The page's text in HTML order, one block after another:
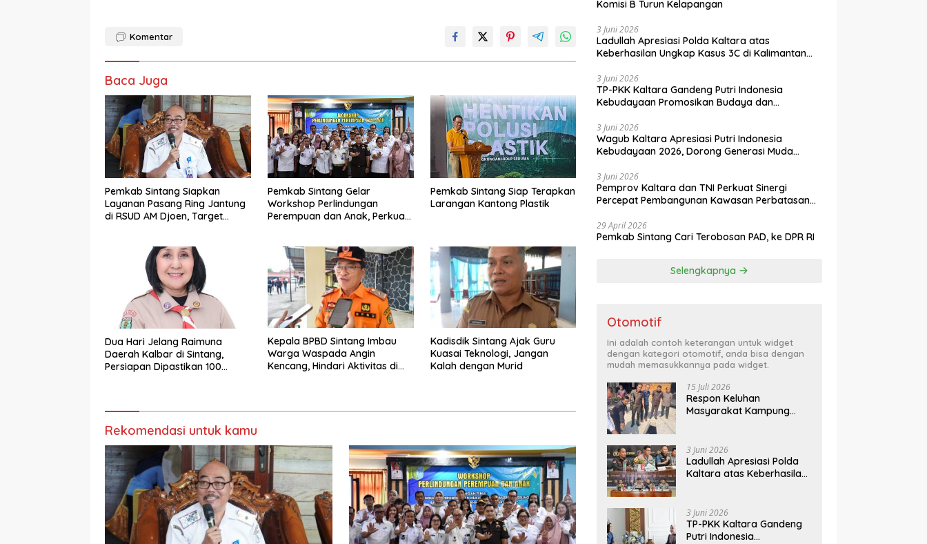
Komentar
Baca Juga
Pemkab Sintang Siapkan
Layanan Pasang Ring Jantung
di RSUD AM Djoen, Target
Pemkab Sintang Gelar
Workshop Perlindungan
Perempuan dan Anak, Perkuat
Pemkab Sintang Siap Terapkan
Larangan Kantong Plastik
Dua Hari Jelang Raimuna
Daerah Kalbar di Sintang,
Persiapan Dipastikan 100
Kepala BPBD Sintang Imbau
Warga Waspada Angin
Kencang, Hindari Aktivitas di
Kadisdik Sintang Ajak Guru
Kuasai Teknologi, Jangan
Kalah dengan Murid
Rekomendasi untuk kamu
Komisi B Turun Kelapangan
3 Juni 2026
Ladullah Apresiasi Polda Kaltara atas
Keberhasilan Ungkap Kasus 3C di Kalimantan
3 Juni 2026
TP-PKK Kaltara Gandeng Putri Indonesia
Kebudayaan Promosikan Budaya dan
3 Juni 2026
Wagub Kaltara Apresiasi Putri Indonesia
Kebudayaan 2026, Dorong Generasi Muda
3 Juni 2026
Pemprov Kaltara dan TNI Perkuat Sinergi
Percepat Pembangunan Kawasan Perbatasan
29 April 2026
Pemkab Sintang Cari Terobosan PAD, ke DPR RI
Selengkapnya
Otomotif
Ini adalah contoh keterangan untuk widget
dengan kategori otomotif, anda bisa dengan
mudah memasukkannya pada widget.
15 Juli 2026
Respon Keluhan
Masyarakat Kampung
3 Juni 2026
Ladullah Apresiasi Polda
Kaltara atas Keberhasilan
3 Juni 2026
TP-PKK Kaltara Gandeng
Putri Indonesia